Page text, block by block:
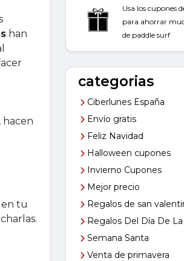
han
hacen
en tu
Usa los cupones
para ahorrar
de paddle surf
categorias
Ciberlunes España
Envío gratis
Feliz Navidad
Halloween cupones
Invierno Cupones
Mejor precio
Regalos de san
Regalos Del Día De
Semana Santa
Venta de primavera